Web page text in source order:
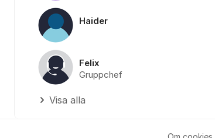
Haider
Felix
Gruppchef
Visa alla